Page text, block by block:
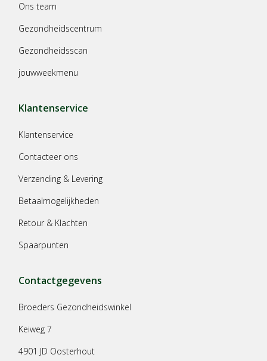
Ons team
Gezondheidscentrum
Gezondheidsscan
jouwweekmenu
Klantenservice
Klantenservice
Contacteer ons
Verzending & Levering
Betaalmogelijkheden
Retour & Klachten
Spaarpunten
Contactgegevens
Broeders Gezondheidswinkel
Keiweg 7
4901 JD Oosterhout